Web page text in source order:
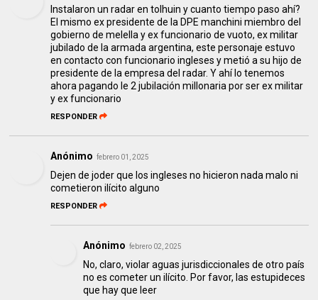
Instalaron un radar en tolhuin y cuanto tiempo paso ahí?
El mismo ex presidente de la DPE manchini miembro del
gobierno de melella y ex funcionario de vuoto, ex militar
jubilado de la armada argentina, este personaje estuvo
en contacto con funcionario ingleses y metió a su hijo de
presidente de la empresa del radar. Y ahí lo tenemos
ahora pagando le 2 jubilación millonaria por ser ex militar
y ex funcionario
RESPONDER
Anónimo febrero 01, 2025
Dejen de joder que los ingleses no hicieron nada malo ni
cometieron ilícito alguno
RESPONDER
Anónimo febrero 02, 2025
No, claro, violar aguas jurisdiccionales de otro país
no es cometer un ilícito. Por favor, las estupideces
que hay que leer